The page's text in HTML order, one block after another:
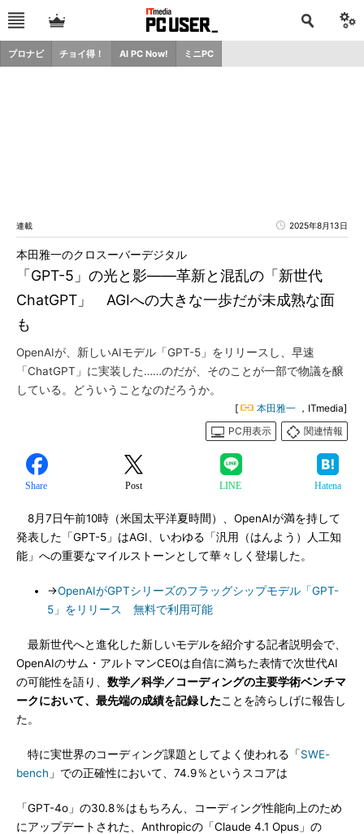
プロナビ チョイ得！ AI PC Now! ミニPC
連載 2025年8月13日
「GPT-5」の光と影――革新と混乱の「新世代
ChatGPT」 AGIへの大きな一歩だが未成熟な面
も
本田雅一のクロスーバーデジタル
OpenAIが、新しいAIモデル「GPT-5」をリリースし、早速
「ChatGPT」に実装した……のだが、そのことが一部で物議を醸
している。どういうことなのだろうか。
[ 本田雅一 ，ITmedia]
PC用表示
関連情報
Share Post LINE Hatena
8月7日午前10時（米国太平洋夏時間）、OpenAIが満を持して
発表した「GPT-5」はAGI、いわゆる「汎用（はんよう）人工知
能」への重要なマイルストーンとして華々しく登場した。
→OpenAIがGPTシリーズのフラッグシップモデル「GPT-
5」をリリース 無料で利用可能
最新世代へと進化した新しいモデルを紹介する記者説明会で、
OpenAIのサム・アルトマンCEOは自信に満ちた表情で次世代AI
の可能性を語り、 数学／科学／コーディングの主要学術ベンチマ
ークにおいて、最先端の成績を記録したことを誇らしげに報告し
た。
特に実世界のコーディング課題としてよく使われる「SWE-
bench 」での正確性において、74.9％というスコアは
「GPT-4o」の30.8％はもちろん、コーディング性能向上のため
にアップデートされた、Anthropicの「Claude 4.1 Opus」の